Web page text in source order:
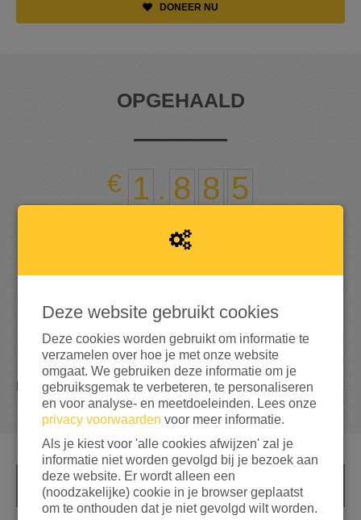
DONEER NU
OPGEHAALD
1 . 8 8 5
bereikt van mijn streefbedrag
67
DONATIES
INFO
Deze website gebruikt cookies
Deze cookies worden gebruikt om informatie te
verzamelen over hoe je met onze website
omgaat. We gebruiken deze informatie om je
gebruiksgemak te verbeteren, te personaliseren
en voor analyse- en meetdoeleinden. Lees onze
privacy voorwaarden voor meer informatie.
Als je kiest voor 'alle cookies afwijzen' zal je
informatie niet worden gevolgd bij je bezoek aan
deze website. Er wordt alleen een
(noodzakelijke) cookie in je browser geplaatst
om te onthouden dat je niet gevolgd wilt worden.